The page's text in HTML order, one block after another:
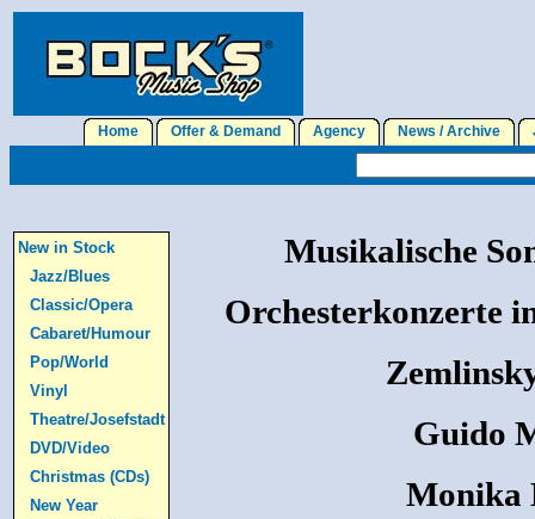
Home Offer & Demand Agency News / Archive
New in Stock
Jazz/Blues
Classic/Opera
Cabaret/Humour
Pop/World
Vinyl
Theatre/Josefstadt
DVD/Video
Christmas (CDs)
New Year
Musikalische
Orchesterkonzerte
Guido
Monika